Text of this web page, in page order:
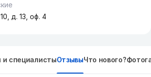
д. 13, оф. 4
и специалистыОтзывыЧто нового?